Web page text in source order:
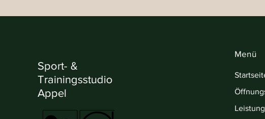
Sport- &
Trainingsstudio
Appel
Menü